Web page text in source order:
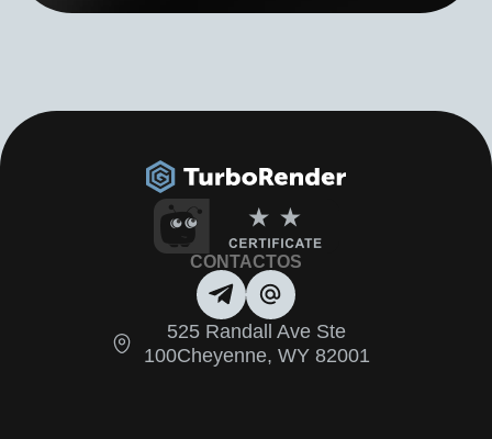
CONTACTOS
525 Randall Ave Ste
100Cheyenne, WY 82001